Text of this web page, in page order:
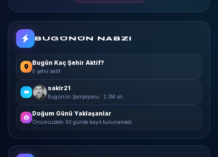
BUGÜNÜN NABZI
Bugün Kaç Şehir Aktif?
0 şehir aktif
👑
sakir21
Bugünün Şampiyonu · 2.3M sn
🎂
Doğum Günü Yaklaşanlar
Önümüzdeki 30 günde kayıt bulunamadı.